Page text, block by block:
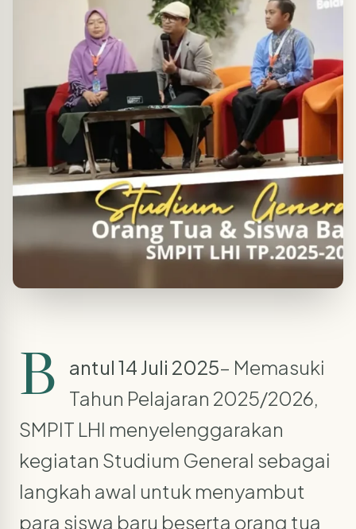
B antul 14 Juli 2025– Memasuki
Tahun Pelajaran 2025/2026,
SMPIT LHI menyelenggarakan
kegiatan Studium General sebagai
langkah awal untuk menyambut
para siswa baru beserta orang tua